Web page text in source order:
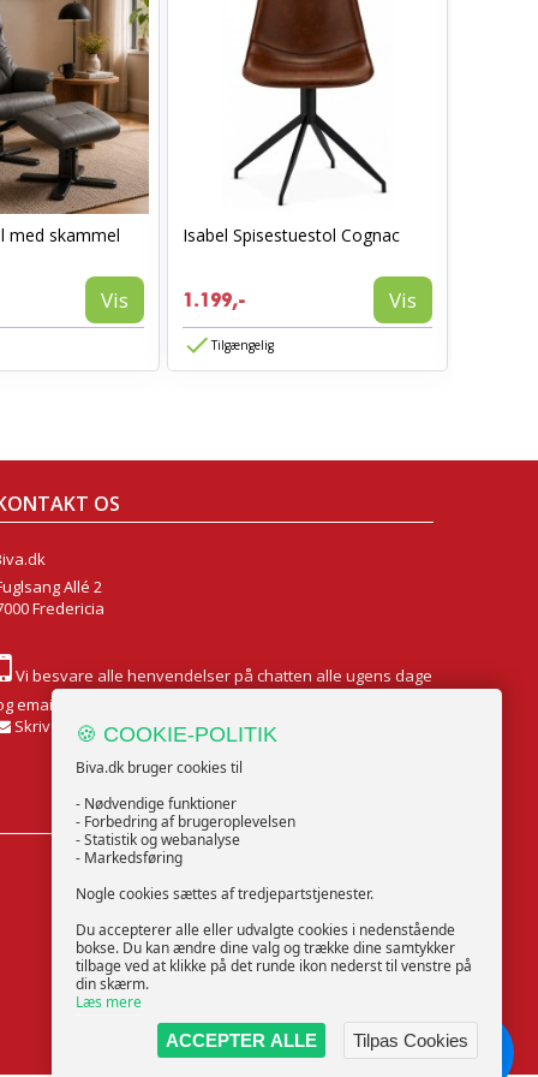
med skammel
Vis
Isabel Spisestuestol Cognac
1.199,- Vis
Tilgængelig
OS
Allé 2
Fredericia
Vi besvare alle henvendelser på chatten alle ugens dage
email Mandag til Fredag
Skriv til os
FØLG OS
🍪 COOKIE-POLITIK
Biva.dk bruger cookies til
- Nødvendige funktioner
- Forbedring af brugeroplevelsen
- Statistik og webanalyse
- Markedsføring
Nogle cookies sættes af tredjepartstjenester.
Du accepterer alle eller udvalgte cookies i nedenstående
bokse. Du kan ændre dine valg og trække dine samtykker
tilbage ved at klikke på det runde ikon nederst til venstre på
din skærm.
Læs mere
ACCEPTER ALLE
Tilpas Cookies